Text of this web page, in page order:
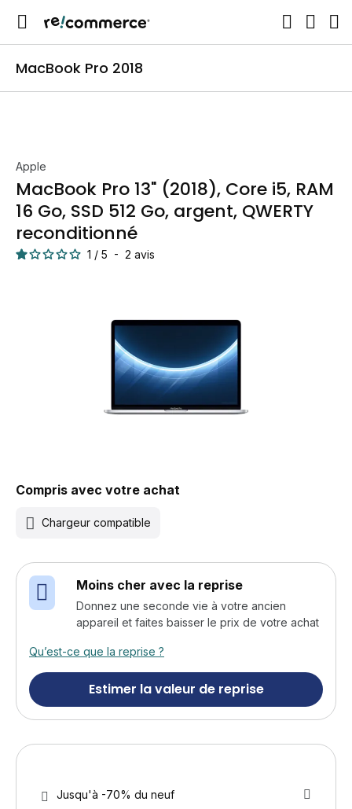
MacBook Pro 2018
Apple
MacBook Pro 13" (2018), Core i5, RAM
16 Go, SSD 512 Go, argent, QWERTY
reconditionné
1 / 5 - 2 avis
Compris avec votre achat
Chargeur compatible
Moins cher avec la reprise
Donnez une seconde vie à votre ancien
appareil et faites baisser le prix de votre achat
Qu’est-ce que la reprise ?
Estimer la valeur de reprise
Jusqu'à -70% du neuf